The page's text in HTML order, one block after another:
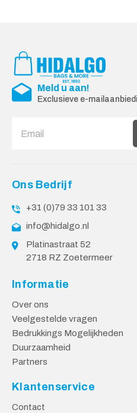
Meld u aan!
Exclusieve e-
Ons Bedrijf
+31 (0)79 33 101 33
info@hidalgo.nl
Platinastraat 52
2718 RZ Zoetermeer
Informatie
Over ons
Veelgestelde vragen
Bedrukkings Mogelijkheden
Duurzaamheid
Partners
Klantenservice
Contact